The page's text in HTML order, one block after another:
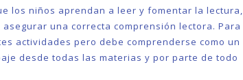
los niños aprendan a leer y fomentar la lectura,
una correcta comprensión lectora. Para
actividades pero debe comprenderse como un
desde todas las materias y por parte de todo